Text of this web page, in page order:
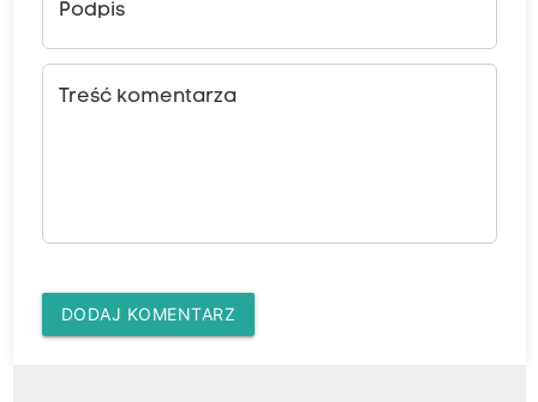
Podpis
Treść komentarza
DODAJ KOMENTARZ